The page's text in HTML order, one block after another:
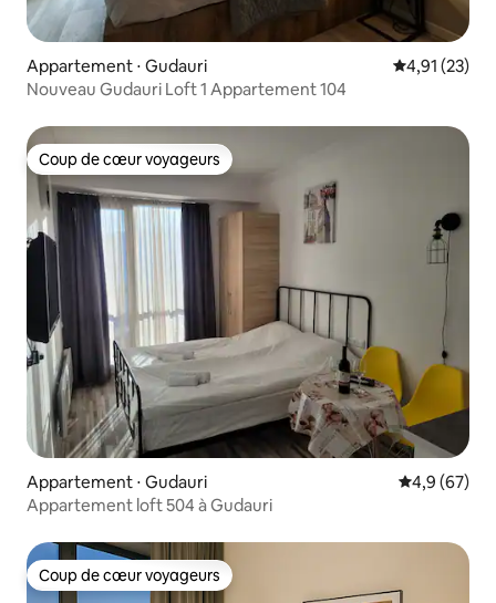
Appartement ⋅ Gudauri Évaluation
4,91 (23)
Nouveau Gudauri Loft 1 Appartement 104
Coup de cœur voyageurs
Coup de cœur voyageurs
Appartement ⋅ Gudauri Évaluation
4,9 (67)
Appartement loft 504 à Gudauri
Coup de cœur voyageurs
Coup de cœur voyageurs